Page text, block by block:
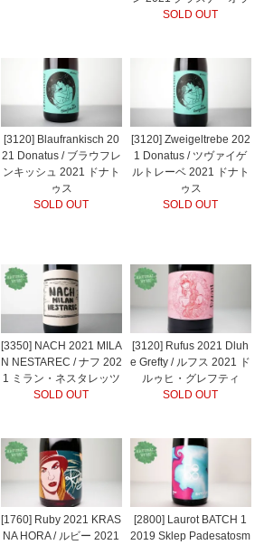
SOLD OUT
[3120] Blaufrankisch 20
21 Donatus / ブラウフレ
ンキッシュ 2021 ドナト
ゥス
SOLD OUT
[3120] Zweigeltrebe 202
1 Donatus / ツヴァイゲ
ルトレーベ 2021 ドナト
ゥス
SOLD OUT
[3350] NACH 2021 MILA
N NESTAREC / ナフ 202
1 ミラン・ネスタレッツ
SOLD OUT
[3120] Rufus 2021 Dluh
e Grefty / ルフス 2021 ド
ルゥヒ・グレフティ
SOLD OUT
[1760] Ruby 2021 KRAS
NA HORA / ルビー 2021
[2800] Laurot BATCH 1
2019 Sklep Padesatosm